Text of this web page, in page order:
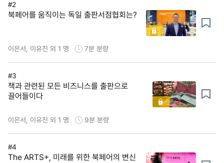
#2
북페어를 움직이는 독일 출판서점협회는?
이은서, 이유진 외 1 명 7분 분량
#3
책과 관련된 모든 비즈니스를 출판으로
끌어들이다
이은서, 이유진 외 1 명 9분 분량
#4
The ARTS+, 미래를 위한 북페어의 변신